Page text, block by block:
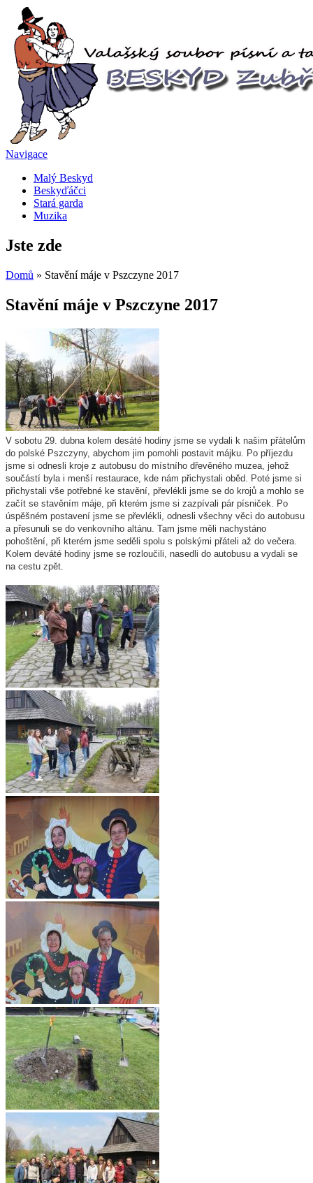
Navigace
Malý Beskyd
Beskyďáčci
Stará garda
Muzika
Jste zde
Domů » Stavění máje v Pszczyne 2017
Stavění máje v Pszczyne 2017
V sobotu 29. dubna kolem desáté hodiny jsme se vydali k našim přátelům
do polské Pszczyny, abychom jim pomohli postavit májku. Po příjezdu
jsme si odnesli kroje z autobusu do místního dřevěného muzea, jehož
součástí byla i menší restaurace, kde nám přichystali oběd. Poté jsme si
přichystali vše potřebné ke stavění, převlékli jsme se do krojů a mohlo se
začít se stavěním máje, při kterém jsme si zazpívali pár písniček. Po
úspěšném postavení jsme se převlékli, odnesli všechny věci do autobusu
a přesunuli se do venkovního altánu. Tam jsme měli nachystáno
pohoštění, při kterém jsme seděli spolu s polskými přáteli až do večera.
Kolem deváté hodiny jsme se rozloučili, nasedli do autobusu a vydali se
na cestu zpět.